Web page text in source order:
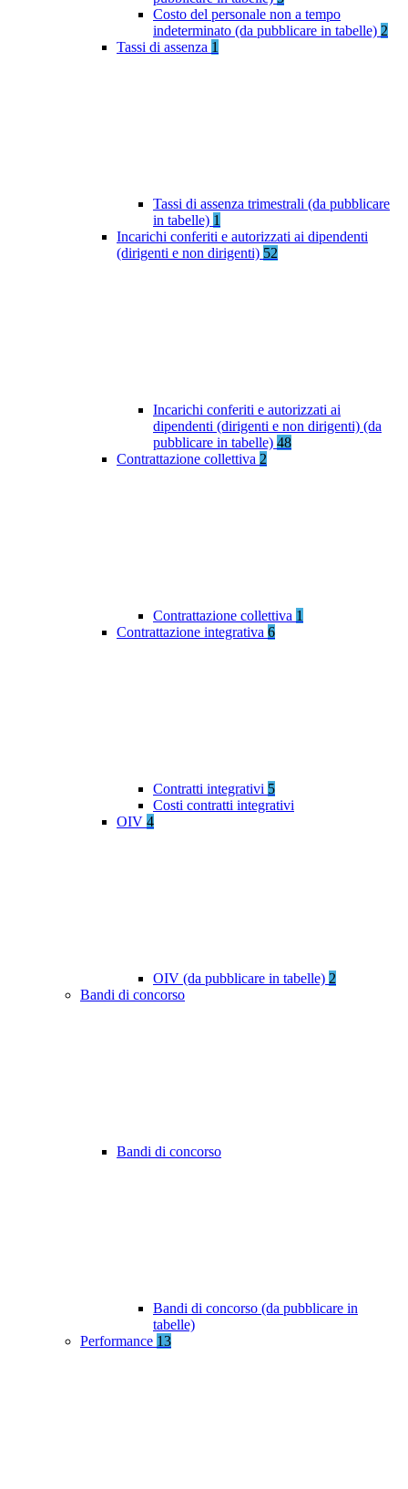
Costo del personale non a tempo
indeterminato (da pubblicare in tabelle) 2
Tassi di assenza 1
Tassi di assenza trimestrali (da pubblicare
in tabelle) 1
Incarichi conferiti e autorizzati ai dipendenti
(dirigenti e non dirigenti) 52
Incarichi conferiti e autorizzati ai
dipendenti (dirigenti e non dirigenti) (da
pubblicare in tabelle) 48
Contrattazione collettiva 2
Contrattazione collettiva 1
Contrattazione integrativa 6
Contratti integrativi 5
Costi contratti integrativi
OIV 4
OIV (da pubblicare in tabelle) 2
Bandi di concorso
Bandi di concorso
Bandi di concorso (da pubblicare in
tabelle)
Performance 13